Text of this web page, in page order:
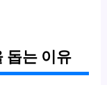
돕는 이유